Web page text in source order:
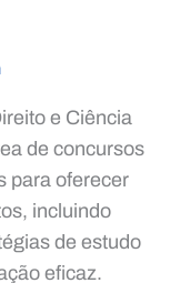
e Ciência
de concursos
para oferecer
incluindo
de estudo
eficaz.